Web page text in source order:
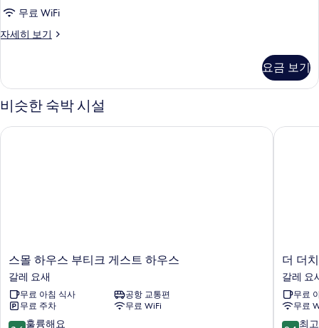
블
발
니
사
진
모
무료 WiFi
자세히 보기
슈
더
블
룸,
코
요금 보기
비슷한 숙박 시설
스
몰
하
우
스
부
스몰 하우스 부티크 게스트 하우스
갈레 요새
무료 아침 식사
공항 교통편
무료 주차
무료 WiFi
10 훌륭해요
스몰 하우스 부티크 게스트 하우스
더
더
치
번
갈
로
더 더
갈레 요
무료
무료
10 최
더 더치